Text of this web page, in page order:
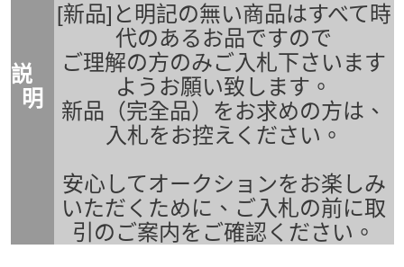
説
明
[新品]と明記の無い商品はすべて時
代のあるお品ですので
ご理解の方のみご入札下さいます
ようお願い致します。
新品（完全品）をお求めの方は、
入札をお控えください。
安心してオークションをお楽しみ
いただくために、ご入札の前に取
引のご案内をご確認ください。